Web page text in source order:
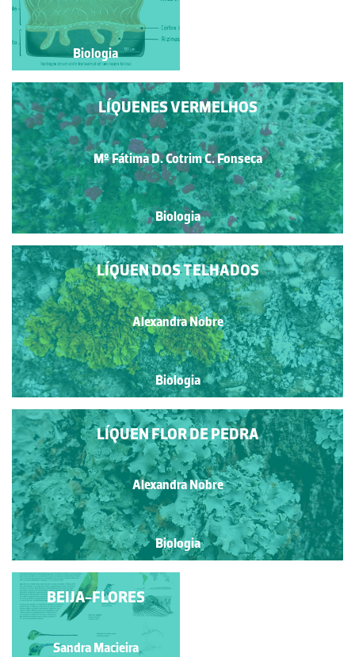
Biologia
LÍQUENES VERMELHOS
Mº Fátima D. Cotrim C. Fonseca
Biologia
Biologia
LÍQUEN DOS TELHADOS
Alexandra Nobre
Biologia
LÍQUEN FLOR DE PEDRA
Alexandra Nobre
Biologia
LIQUEN EM TRONCO
DE OLIVEIRA
Alexandra Nobre
BEIJA-FLORES
Sandra Macieira